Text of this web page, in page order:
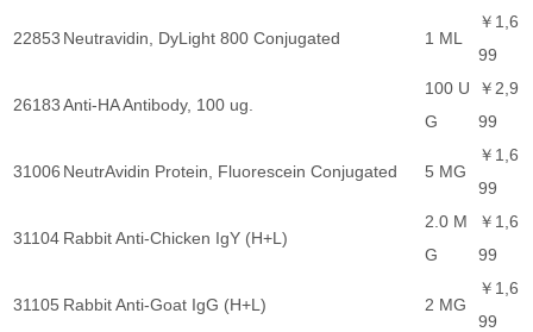
22853 Neutravidin, DyLight 800 Conjugated 1 ML
￥1,6
99
26183 Anti-HA Antibody, 100 ug.
100 U
G
￥2,9
99
31006 NeutrAvidin Protein, Fluorescein Conjugated 5 MG
￥1,6
99
31104 Rabbit Anti-Chicken IgY (H+L)
2.0 M
G
￥1,6
99
31105 Rabbit Anti-Goat IgG (H+L) 2 MG
￥1,6
99